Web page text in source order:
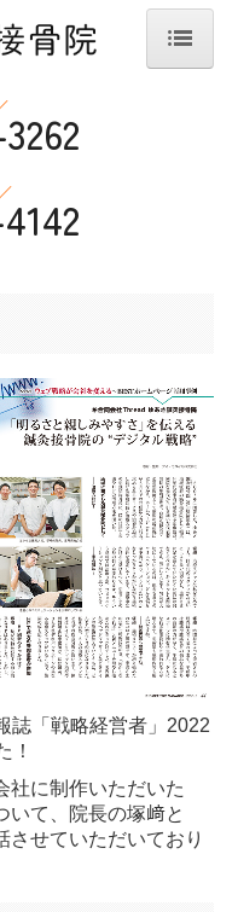
誌「戦略経営者」2022
！
社に制作いただいた
いて、院長の塚﨑と
させていただいており